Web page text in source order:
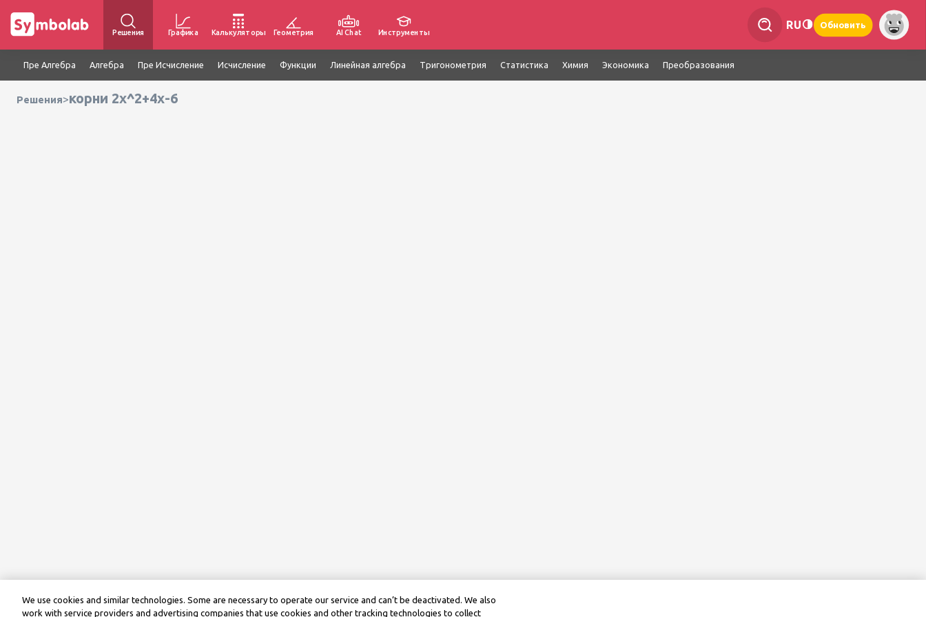
Решения Графика Калькуляторы Геометрия AI Chat Инструменты
RU Обновить
Пре Алгебра Алгебра Пре Исчисление Исчисление Функции Линейная алгебра Тригонометрия Статистика Химия Экономика Преобразования
Решения>корни 2x^2+4x-6
We use cookies and similar technologies. Some are necessary to operate our service and can’t be deactivated. We also
work with service providers and advertising companies that use cookies and other tracking technologies to collect